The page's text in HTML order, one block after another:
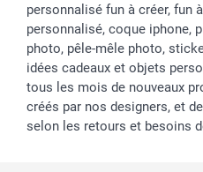
personnalisé fun à créer, fun
personnalisé, coque iphone,
photo, pêle-mêle photo,
idées cadeaux et objets
tous les mois de nouveaux
créés par nos designers, et
selon les retours et besoins